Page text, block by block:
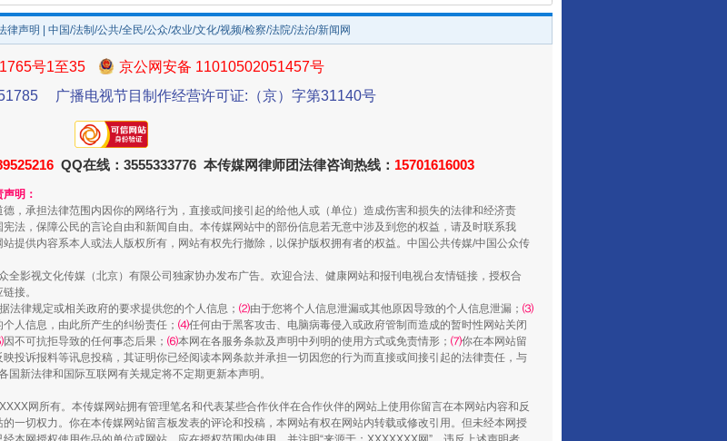
一批国家标准开始实施 从数据变化看反腐深化
律声明 | 中国/法制/公共/全民/公众/农业/文化/视频/检察/法院/法治/新闻网
号1至35
京公网安备 11010502051457号
广播电视节目制作经营许可证:（京）字第31140号
QQ在线：3555333776 本传媒网律师团法律咨询热线： 15701616003
明：
，承担法律范围内因你的网络行为，直接或间接引起的给他人或（单位）造成伤害和损失的法律和经济责
法，保障公民的言论自由和新闻自由。本传媒网站中的部份信息若无意中涉及到您的权益，请及时联系我
提供内容系本人或法人版权所有，网站有权先行撤除，以保护版权拥有者的权益。中国公共传媒/中国公众传
全影视文化传媒（北京）有限公司独家协办发布广告。欢迎合法、健康网站和报刊电视台友情链接，授权合
接。
法律规定或相关政府的要求提供您的个人信息； ⑵由于您将个人信息泄漏或其他原因导致的个人信息泄漏； ⑶
人信息，由此所产生的纠纷责任； ⑷任何由于黑客攻击、电脑病毒侵入或政府管制而造成的暂时性网站关闭
因不可抗拒导致的任何事态后果； ⑹本网在各服务条款及声明中列明的使用方式或免责情形； ⑺你在本网站留
投诉报料等讯息投稿，其证明你已经阅读本网条款并承担一切因您的行为而直接或间接引起的法律责任，与
新法律和国际互联网有关规定将不定期更新本声明。
网所有。本传媒网站拥有管理笔名和代表某些合作伙伴在合作伙伴的网站上使用你留言在本网站内容和反
一切权力。你在本传媒网站留言板发表的评论和投稿，本网站有权在网站内转载或修改引用。但未经本网授